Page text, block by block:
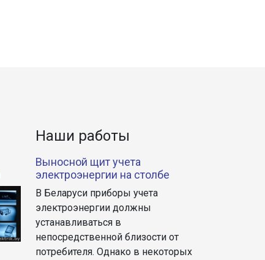
Наши работы
Выносной щит учета
электроэнергии на столбе
В Беларуси приборы учета
электроэнергии должны
устанавливаться в
непосредственной близости от
потребителя. Однако в некоторых